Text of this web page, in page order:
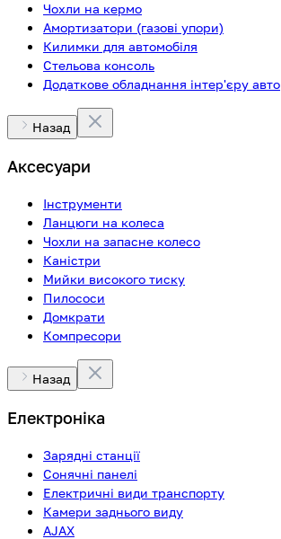
Чохли на кермо
Амортизатори (газові упори)
Килимки для автомобіля
Стельова консоль
Додаткове обладнання інтер'єру авто
Назад
Аксесуари
Інструменти
Ланцюги на колеса
Чохли на запасне колесо
Каністри
Мийки високого тиску
Пилососи
Домкрати
Компресори
Назад
Електроніка
Зарядні станції
Сонячні панелі
Електричні види транспорту
Камери заднього виду
AJAX